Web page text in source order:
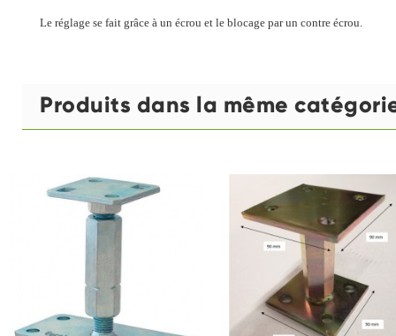
Le réglage se fait grâce à un écrou et le blocage par un contre écrou.
Produits dans la même